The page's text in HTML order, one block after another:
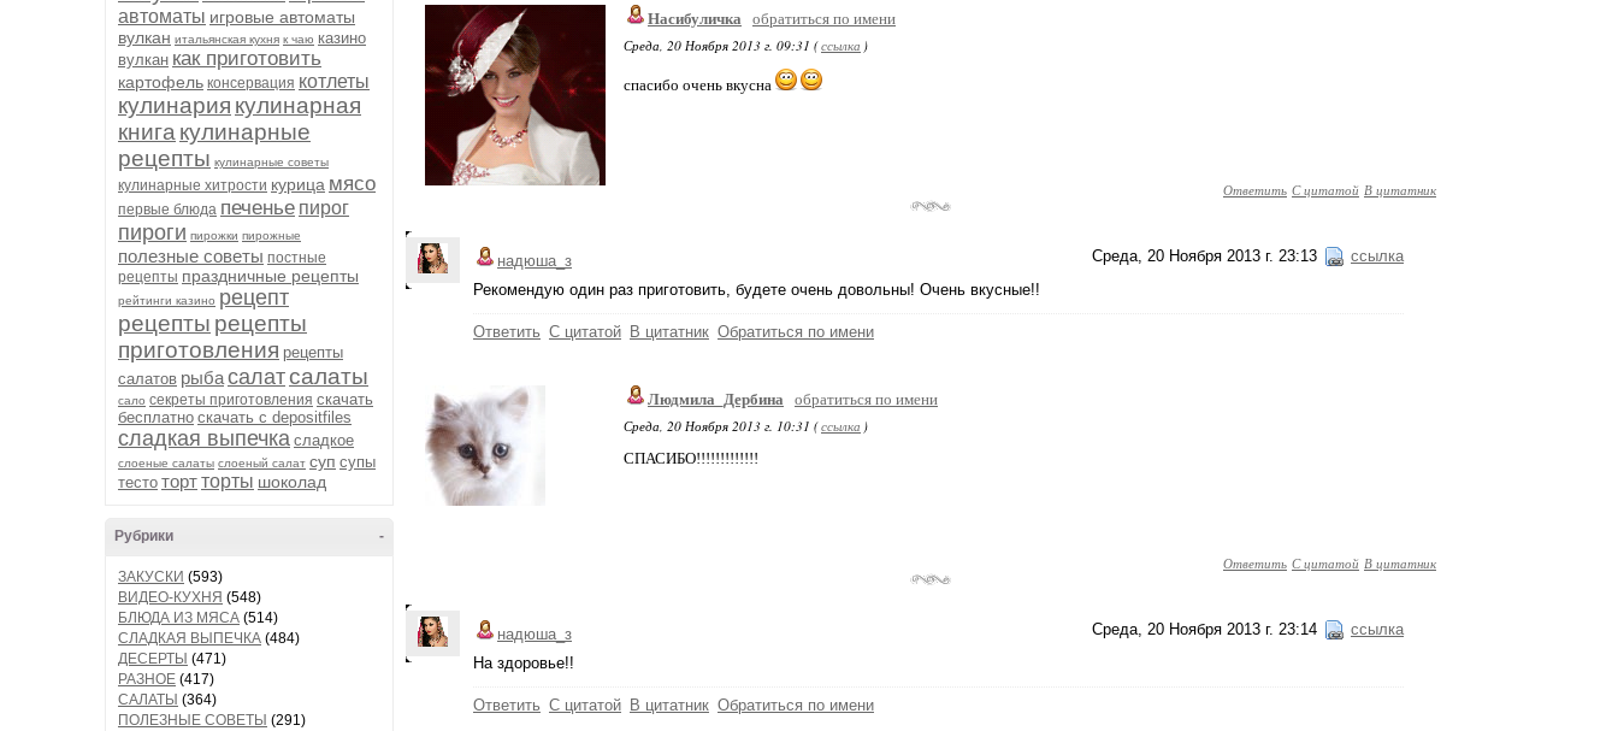
автоматы игровые автоматы
вулкан итальянская кухня к чаю казино
вулкан как приготовить
картофель консервация котлеты
кулинария кулинарная
книга кулинарные
рецепты кулинарные советы
кулинарные хитрости курица мясо
первые блюда печенье пирог
пироги пирожки пирожные
полезные советы постные
рецепты праздничные рецепты
рейтинги казино рецепт
рецепты рецепты
приготовления рецепты
салатов рыбасалатсалаты
сало секреты приготовления скачать
бесплатно скачать с depositfiles
сладкая выпечка сладкое
слоеные салаты слоеный салат суп супы
тесто тортторты шоколад
-
Рубрики
ЗАКУСКИ (593)
ВИДЕО-КУХНЯ (548)
БЛЮДА ИЗ МЯСА (514)
СЛАДКАЯ ВЫПЕЧКА (484)
ДЕСЕРТЫ (471)
РАЗНОЕ (417)
САЛАТЫ (364)
ПОЛЕЗНЫЕ СОВЕТЫ (291)
Насибуличка
обратиться по имени
Среда, 20 Ноября 2013 г. 09:31 (ссылка )
спасибо очень вкусна
Ответить С цитатой В цитатник
Среда, 20 Ноября 2013 г. 23:13 ссылка
надюша_з
Рекомендую один раз приготовить, будете очень довольны! Очень вкусные!!
Ответить С цитатой В цитатник Обратиться по имени
Людмила_Дербина
обратиться по имени
Среда, 20 Ноября 2013 г. 10:31 (ссылка )
СПАСИБО!!!!!!!!!!!!!
Ответить С цитатой В цитатник
Среда, 20 Ноября 2013 г. 23:14 ссылка
надюша_з
На здоровье!!
Ответить С цитатой В цитатник Обратиться по имени